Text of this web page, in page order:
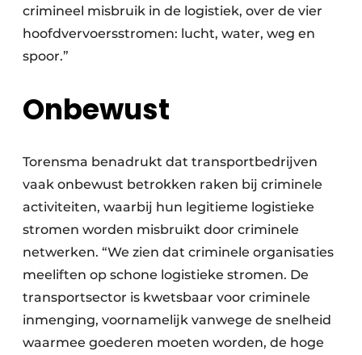
crimineel misbruik in de logistiek, over de vier
hoofdvervoersstromen: lucht, water, weg en
spoor.”
Onbewust
Torensma benadrukt dat transportbedrijven
vaak onbewust betrokken raken bij criminele
activiteiten, waarbij hun legitieme logistieke
stromen worden misbruikt door criminele
netwerken. “We zien dat criminele organisaties
meeliften op schone logistieke stromen. De
transportsector is kwetsbaar voor criminele
inmenging, voornamelijk vanwege de snelheid
waarmee goederen moeten worden, de hoge